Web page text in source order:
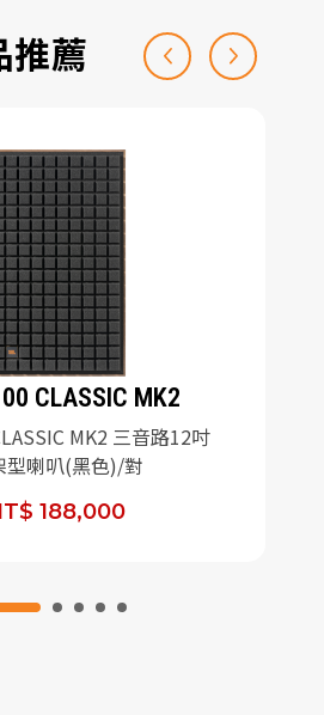
推薦
CLASSIC MK2
MK2 三音路12吋
型喇叭(黑色)/對
188,000